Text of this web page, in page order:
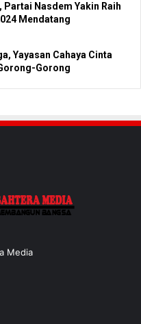
Nasdem Yakin Raih
Mendatang
Yayasan Cahaya Cinta
Gorong
Media